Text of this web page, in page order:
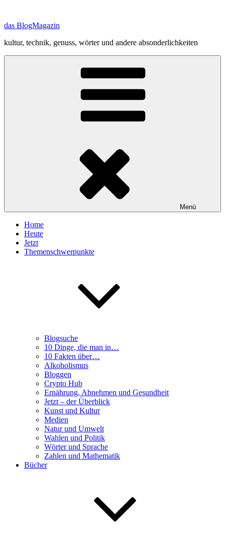
springen
das BlogMagazin
kultur, technik, genuss, wörter und andere absonderlichkeiten
Menü
Home
Heute
Jetzt
Themenschwerpunkte
Blogsuche
10 Dinge, die man in…
10 Fakten über…
Alkoholismus
Bloggen
Crypto Hub
Ernährung, Abnehmen und Gesundheit
Jetzt – der Überblick
Kunst und Kultur
Medien
Natur und Umwelt
Wahlen und Politik
Wörter und Sprache
Zahlen und Mathematik
Bücher